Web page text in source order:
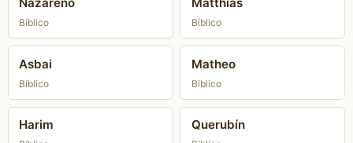
Bíblico Bíblico
Asbai
Bíblico
Matheo
Bíblico
Harim Querubín